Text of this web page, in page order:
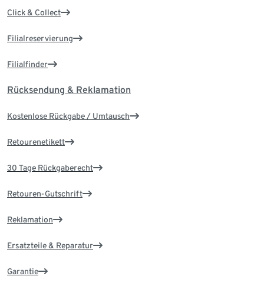
Click & Collect
Filialreservierung
Filialfinder
Rücksendung & Reklamation
Kostenlose Rückgabe / Umtausch
Retourenetikett
30 Tage Rückgaberecht
Retouren-Gutschrift
Reklamation
Ersatzteile & Reparatur
Garantie